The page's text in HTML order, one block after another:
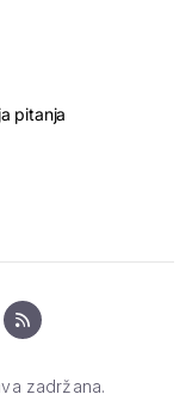
pitanja
zadržana.